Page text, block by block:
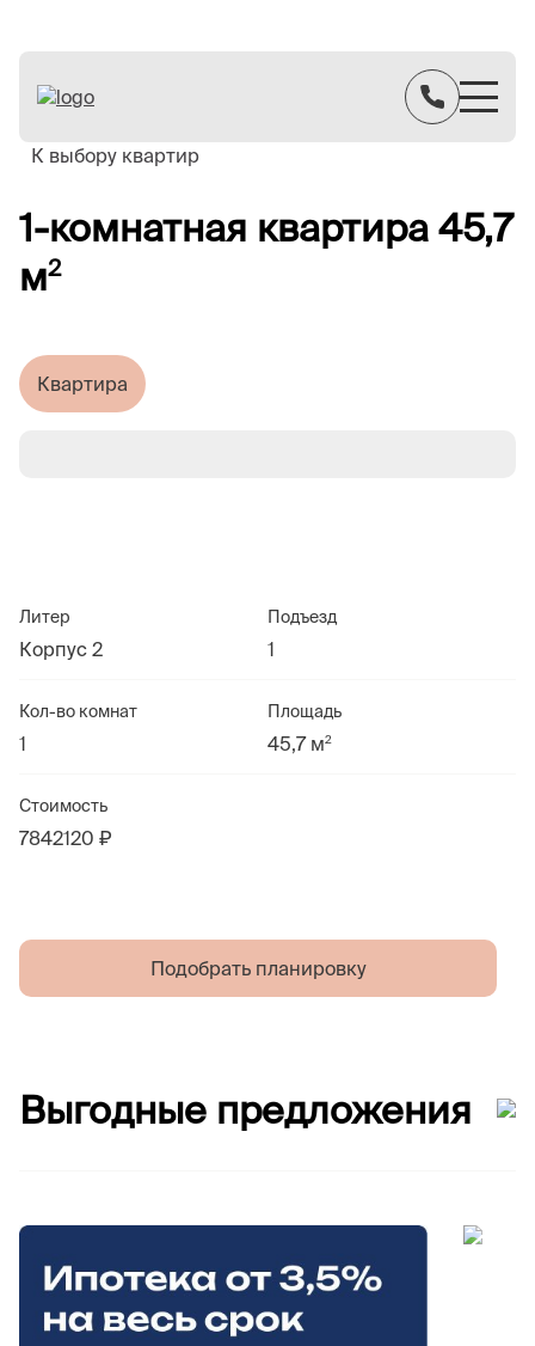
К выбору квартир
1-комнатная квартира 45,7
м2
Литер
Корпус 2
Подъезд
1
Кол-во комнат
1
Площадь
45,7 м2
Стоимость
7842120 ₽
Подобрать планировку
Квартира
Выгодные предложения